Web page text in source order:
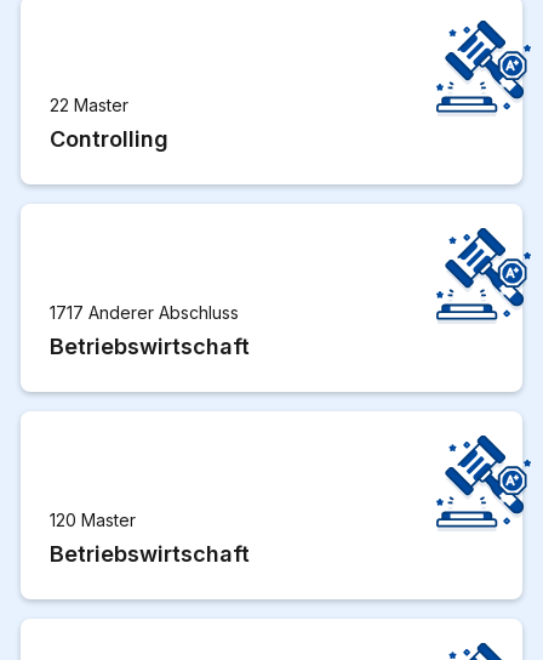
22 Master
Controlling
1717 Anderer Abschluss
Betriebswirtschaft
120 Master
Betriebswirtschaft